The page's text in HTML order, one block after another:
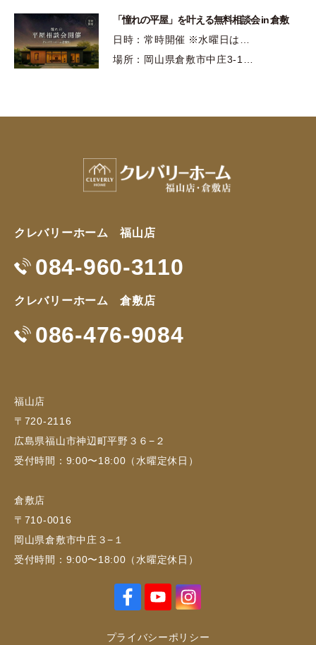
「憧れの平屋」を叶える無料相談会 in 倉敷
日時：常時開催 ※水曜日は…
場所：岡山県倉敷市中庄3-1…
クレバリーホーム 福山店
084-960-3110
クレバリーホーム 倉敷店
086-476-9084
福山店
〒720-2116
広島県福山市神辺町平野３６−２
受付時間：9:00〜18:00（水曜定休日）
倉敷店
〒710-0016
岡山県倉敷市中庄３−１
受付時間：9:00〜18:00（水曜定休日）
プライバシーポリシー